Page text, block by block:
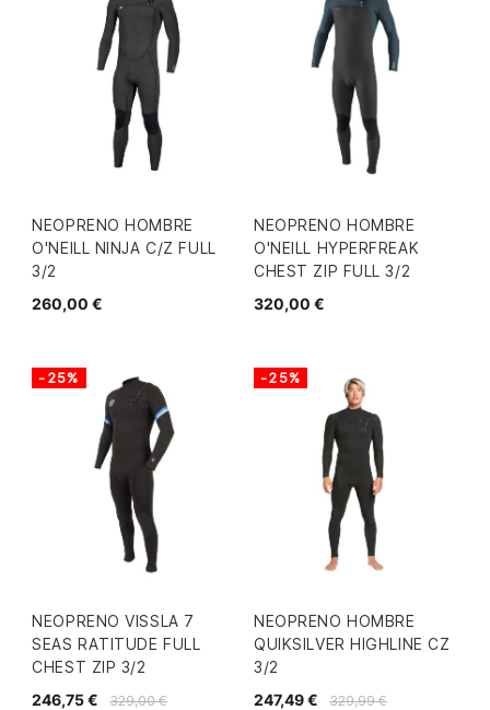
NEOPRENO HOMBRE
O'NEILL NINJA C/Z FULL
3/2
260,00 €
NEOPRENO HOMBRE
O'NEILL HYPERFREAK
CHEST ZIP FULL 3/2
320,00 €
NEOPRENO VISSLA 7
SEAS RATITUDE FULL
CHEST ZIP 3/2
329,00 €
246,75 €
-25%
NEOPRENO HOMBRE
QUIKSILVER HIGHLINE CZ
3/2
329,99 €
247,49 €
-25%